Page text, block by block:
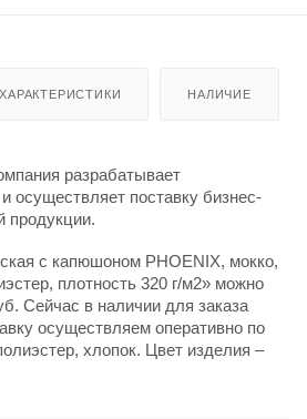
ХАРАКТЕРИСТИКИ НАЛИЧИЕ
разрабатывает
осуществляет поставку бизнес-
продукции.
с капюшоном PHOENIX, мокко,
плотность 320 г/м2» можно
Сейчас в наличии для заказа
осуществляем оперативно по
хлопок. Цвет изделия –